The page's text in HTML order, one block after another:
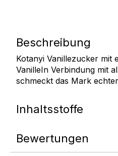
Beschreibung
Kotanyi Vanillezucker mit
VanilleIn Verbindung mit
schmeckt das Mark
Inhaltsstoffe
Bewertungen